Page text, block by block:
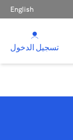
English
تسجيل الدخول